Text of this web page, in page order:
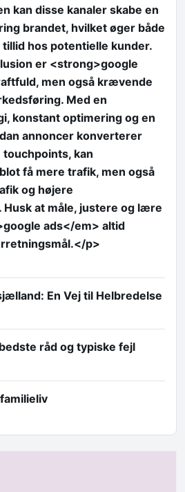
kan disse kanaler skabe en
brandet, hvilket øger både
hos potentielle kunder.
er <strong>google
men også krævende
Med en
konstant optimering og en
annoncer konverterer
kan
få mere trafik, men også
og højere
at måle, justere og lære
ads</em> altid
p>
En Vej til Helbredelse
råd og typiske fejl